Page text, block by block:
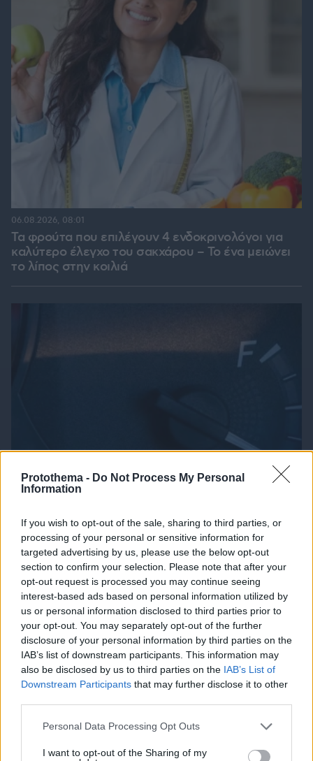
Protothema - Do Not Process My Personal
Information
If you wish to opt-out of the sale, sharing to third parties, or
processing of your personal or sensitive information for
targeted advertising by us, please use the below opt-out
section to confirm your selection. Please note that after your
opt-out request is processed you may continue seeing
interest-based ads based on personal information utilized by
us or personal information disclosed to third parties prior to
your opt-out. You may separately opt-out of the further
disclosure of your personal information by third parties on the
IAB’s list of downstream participants. This information may
also be disclosed by us to third parties on the IAB’s List of
Downstream Participants that may further disclose it to other
Please note that this website/app uses one or more Google
not limited to your visit or usage behaviour. You may click to
Personal Data Processing Opt Outs
I want to opt-out of the Sharing of my
Τα φρούτα που επιλέγουν 4 ενδοκρινολόγοι για
καλύτερο έλεγχο του σακχάρου – Το ένα μειώνει
το λίπος στην κοιλιά
06.08.2026, 08:01
Ποιο αυτοκίνητο βενζίνης έκανε 1.980 χλμ με έναν
ανεφοδιασμό;